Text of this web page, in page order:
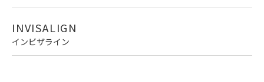
INVISALIGN
インビザライン